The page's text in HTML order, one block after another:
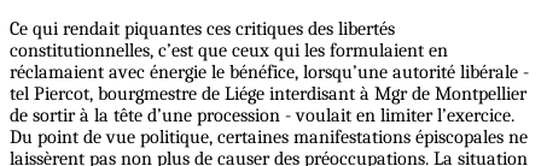
Ce qui rendait piquantes ces critiques des libertés
constitutionnelles, c’est que ceux qui les formulaient en
réclamaient avec énergie le bénéfice, lorsqu’une autorité libérale -
tel Piercot, bourgmestre de Liége interdisant à Mgr de Montpellier
de sortir à la tête d’une procession - voulait en limiter l’exercice.
Du point de vue politique, certaines manifestations épiscopales ne
laissèrent pas non plus de causer des préoccupations. La situation